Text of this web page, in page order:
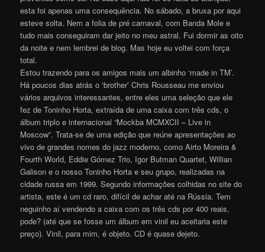
esta foi apenas uma consequência. No sábado, a bruxa por aqui
esteve solta. Nem a folia de pré carnaval, com Banda Mole e
tudo mais conseguiram dar jeito no meu astral. Fui dormir as oito
da noite e nem lembrei de blog. Mas hoje eu voltei com força
total.
Estou trazendo para os amigos mais um albinho ‘made in TM’.
Há poucos dias atrás o ‘brother’ Chris Rousseau me enviou
vários arquivos interessantes, entre eles uma seleção que ele
fez de Toninho Horta, extraída de uma caixa com três cds, o
álbum triplo e internacional “Mockba MCMXCII – Live in
Moscow”. Trata-se de uma edição que reúne apresentações ao
vivo de grandes nomes do jazz moderno, como Airto Moreira &
Fourth World, Eddie Gómez Trio, Igor Butman Quartet, Willian
Galison e o nosso Toninho Horta e seu grupo, realizadas na
cidade russa em 1999. Segundo informações colhidas no site do
artista, este é um cd raro, difícil de achar até na Rússia. Tem
neguinho aí vendendo a caixa com os três cds por 400 reais,
pode? (até que se fosse um álbum em vinil eu aceitaria este
preço). Vinil, para mim, é objeto. CD é quase dejeto.